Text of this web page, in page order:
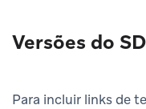
Versões do
Para incluir links de